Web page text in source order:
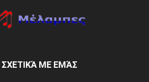
ΣΧΕΤΙΚΆ ΜΕ ΕΜΆΣ